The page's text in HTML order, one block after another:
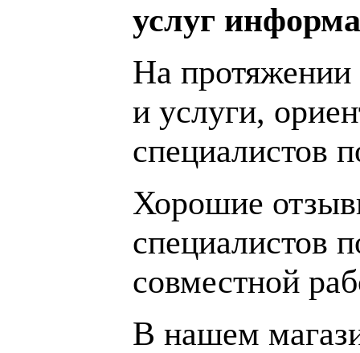
услуг
На протяжении
и услуги,
специалистов
Хорошие
специалистов
совместной
В нашем